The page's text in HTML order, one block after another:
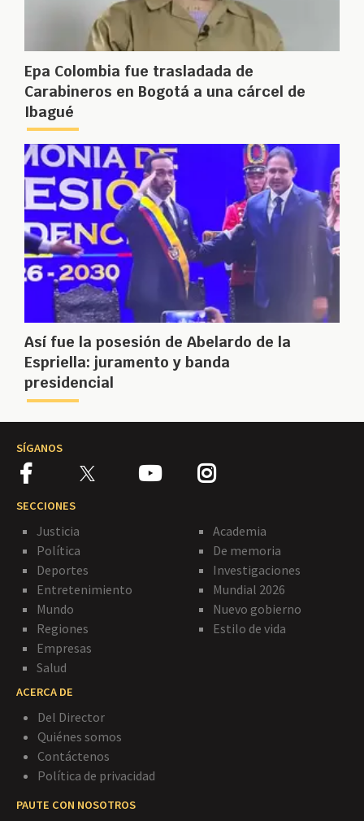
Epa Colombia fue trasladada de
Carabineros en Bogotá a una cárcel de
Ibagué
Así fue la posesión de Abelardo de la
Espriella: juramento y banda
presidencial
SÍGANOS
SECCIONES
Justicia
Política
Deportes
Entretenimiento
Mundo
Regiones
Empresas
Salud
Academia
De memoria
Investigaciones
Mundial 2026
Nuevo gobierno
Estilo de vida
ACERCA DE
Del Director
Quiénes somos
Contáctenos
Política de privacidad
PAUTE CON NOSOTROS